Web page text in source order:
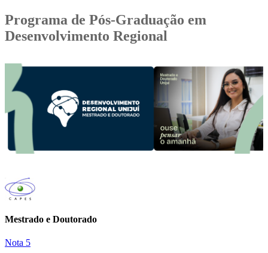
Programa de Pós-Graduação em
Desenvolvimento Regional
Mestrado e Doutorado
Nota 5